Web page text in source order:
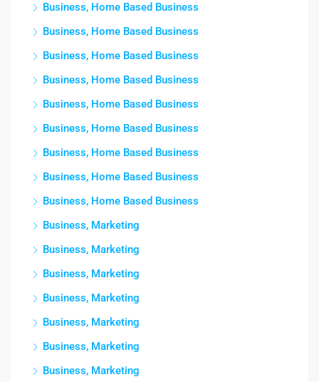
Business, Home Based Business
Business, Home Based Business
Business, Home Based Business
Business, Home Based Business
Business, Home Based Business
Business, Home Based Business
Business, Home Based Business
Business, Home Based Business
Business, Home Based Business
Business, Marketing
Business, Marketing
Business, Marketing
Business, Marketing
Business, Marketing
Business, Marketing
Business, Marketing